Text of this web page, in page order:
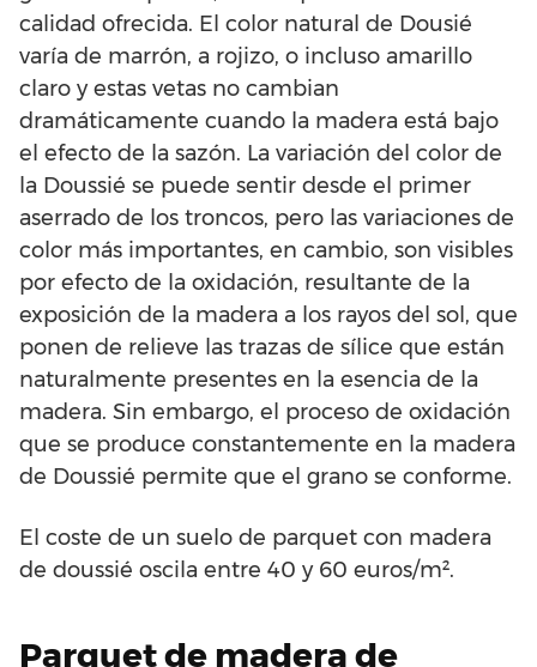
calidad ofrecida. El color natural de Dousié
varía de marrón, a rojizo, o incluso amarillo
claro y estas vetas no cambian
dramáticamente cuando la madera está bajo
el efecto de la sazón. La variación del color de
la Doussié se puede sentir desde el primer
aserrado de los troncos, pero las variaciones de
color más importantes, en cambio, son visibles
por efecto de la oxidación, resultante de la
exposición de la madera a los rayos del sol, que
ponen de relieve las trazas de sílice que están
naturalmente presentes en la esencia de la
madera. Sin embargo, el proceso de oxidación
que se produce constantemente en la madera
de Doussié permite que el grano se conforme.
El coste de un suelo de parquet con madera
de doussié oscila entre 40 y 60 euros/m².
Parquet de madera de